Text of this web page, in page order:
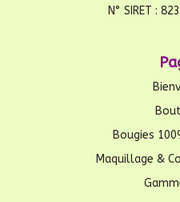
N° SIRET :
Bougies
Maquillage &